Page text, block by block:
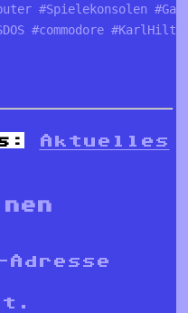
#Spielekonsolen
#commodore
Aktuelles